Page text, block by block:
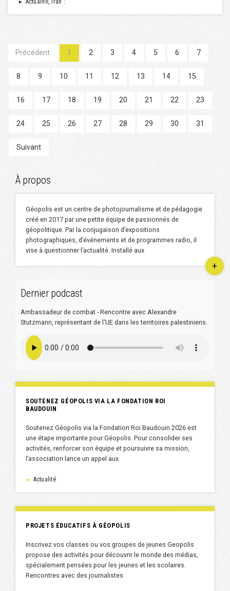
►
Précédent 1 2 3 4 5 6 7
8 9 10 11 12 13 14 15
16 17 18 19 20 21 22 23
24 25 26 27 28 29 30 31
Suivant
À propos
Géopolis est un centre de photojournalisme et de pédagogie
créé en 2017 par une petite équipe de passionnés de
géopolitique. Par la conjugaison d’expositions
photographiques, d’événements et de programmes radio, il
vise à questionner l’actualité. Installé aux
+
Dernier podcast
Ambassadeur de combat - Rencontre avec Alexandre
Stutzmann, représentant de l'UE dans les territoires palestiniens.
SOUTENEZ GÉOPOLIS VIA LA FONDATION ROI
BAUDOUIN
Soutenez Géopolis via la Fondation Roi Baudouin 2026 est
une étape importante pour Géopolis. Pour consolider ses
activités, renforcer son équipe et poursuivre sa mission,
l’association lance un appel aux
► Actualité
PROJETS ÉDUCATIFS À GÉOPOLIS
Inscrivez vos classes ou vos groupes de jeunes Geopolis
propose des activités pour découvrir le monde des médias,
spécialement pensées pour les jeunes et les scolaires.
Rencontres avec des journalistes